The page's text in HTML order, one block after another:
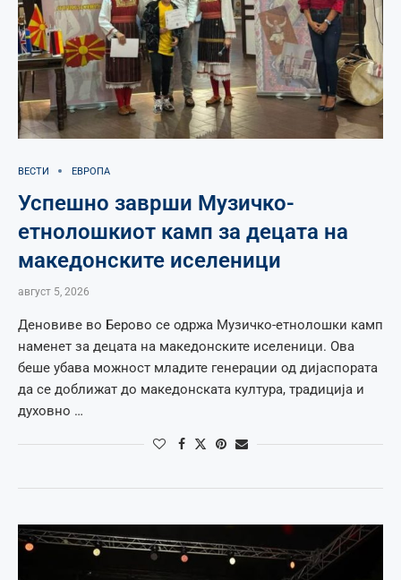
ВЕСТИ ЕВРОПА
Успешно заврши Музичко-
етнолошкиот камп за децата на
македонските иселеници
август 5, 2026
Деновиве во Берово се одржа Музичко-етнолошки камп
наменет за децата на македонските иселеници. Ова
беше убава можност младите генерации од дијаспората
да се доближат до македонската култура, традиција и
духовно …